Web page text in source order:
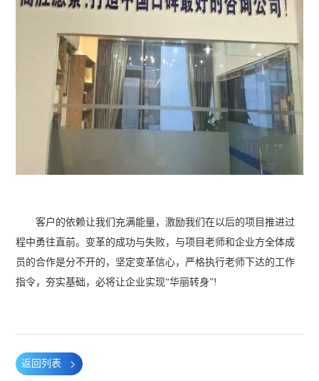
客户的依赖让我们充满能量，激励我们在以后的项目推进过
程中勇往直前。变革的成功与失败，与项目老师和企业方全体成
员的合作是分不开的，坚定变革信心，严格执行老师下达的工作
指令，夯实基础，必将让企业实现“华丽转身”!
返回列表